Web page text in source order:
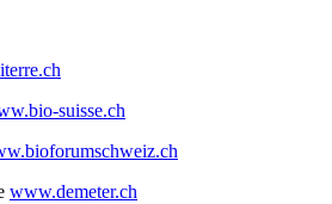
suisse.ch
www.demeter.ch